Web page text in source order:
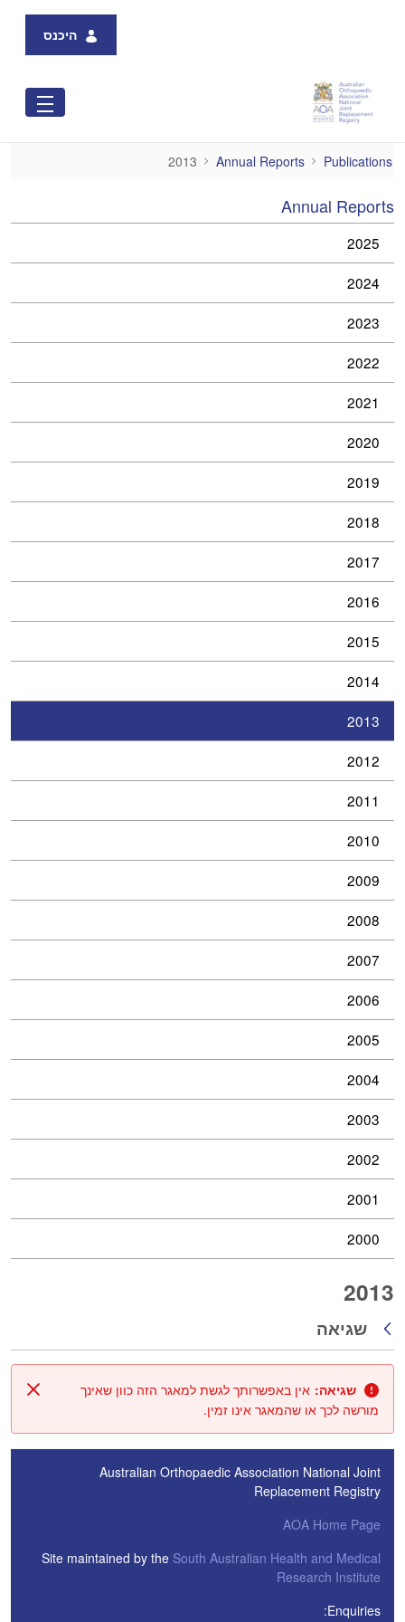
היכנס
2013
Publications
Annual Reports
2013
Annual Reports
2025
2024
2023
2022
2021
2020
2019
2018
2017
2016
2015
2014
2013
2012
2011
2010
2009
2008
2007
2006
2005
2004
2003
2002
2001
2000
2013
חזרה
שגיאה
סגור שגיאה: אין באפשרותך לגשת למאגר הזה כוון שאינך
מורשה לכך או שהמאגר אינו זמין.
Australian Orthopaedic Association National Joint
Replacement Registry
AOA Home Page
Site maintained by the South Australian Health and Medical
Research Institute
Enquiries: